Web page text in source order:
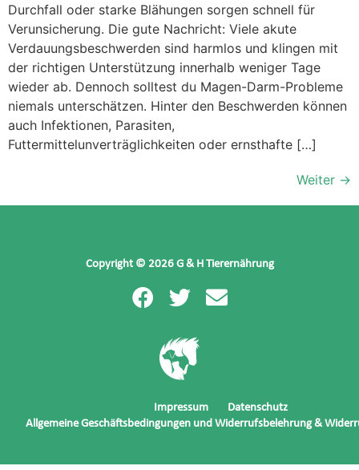
Durchfall oder starke Blähungen sorgen schnell für
Verunsicherung. Die gute Nachricht: Viele akute
Verdauungsbeschwerden sind harmlos und klingen mit
der richtigen Unterstützung innerhalb weniger Tage
wieder ab. Dennoch solltest du Magen-Darm-Probleme
niemals unterschätzen. Hinter den Beschwerden können
auch Infektionen, Parasiten,
Futtermittelunverträglichkeiten oder ernsthafte […]
Weiter →
Copyright © 2026 G & H Tierernährung
Impressum
Datenschutz
Allgemeine Geschäftsbedingungen und Widerrufsbelehrung &